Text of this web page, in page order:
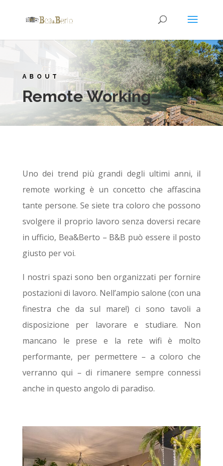
ABOUT
Remote Working
Uno dei trend più grandi degli ultimi anni, il
remote working è un concetto che affascina
tante persone. Se siete tra coloro che possono
svolgere il proprio lavoro senza doversi recare
in ufficio, Bea&Berto – B&B può essere il posto
giusto per voi.
I nostri spazi sono ben organizzati per fornire
postazioni di lavoro. Nell’ampio salone (con una
finestra che da sul mare!) ci sono tavoli a
disposizione per lavorare e studiare. Non
mancano le prese e la rete wifi è molto
performante, per permettere – a coloro che
verranno qui – di rimanere sempre connessi
anche in questo angolo di paradiso.